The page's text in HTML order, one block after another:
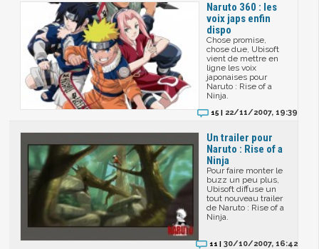
Naruto 360 : les
voix japs enfin
dispo
Chose promise,
chose due, Ubisoft
vient de mettre en
ligne les voix
japonaises pour
Naruto : Rise of a
Ninja.
15 | 22/11/2007, 19:39
Un trailer pour
Naruto : Rise of a
Ninja
Pour faire monter le
buzz un peu plus,
Ubisoft diffuse un
tout nouveau trailer
de Naruto : Rise of a
Ninja.
11 | 30/10/2007, 16:42